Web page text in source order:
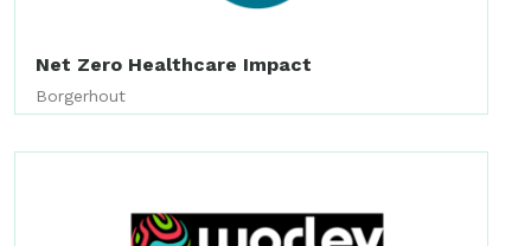
Net Zero Healthcare Impact
Borgerhout